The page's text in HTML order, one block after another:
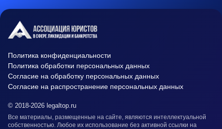
Политика конфиденциальности
Политика обработки персональных данных
Согласие на обработку персональных данных
Согласие на распространение персональных данных
© 2018-2026 legaltop.ru
Все материалы, размещенные на сайте, являются интеллектуальной
собственностью. Любое их использование без активной ссылки на